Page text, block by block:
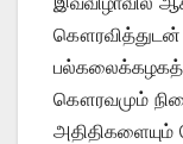
கௌரவித்துடன்
கௌரவமும்